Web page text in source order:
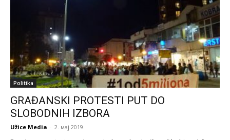
Politika
GRAĐANSKI PROTESTI PUT DO
SLOBODNIH IZBORA
Užice Media - 2. мај 2019.